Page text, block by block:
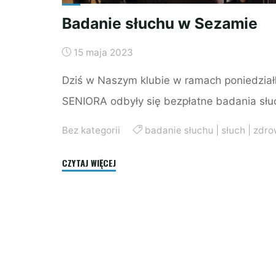
Badanie słuchu w Sezamie
15 maja 2023
Dziś w Naszym klubie w ramach
SENIORA odbyły się bezpłatne badania
Bez kategorii badanie słuchu słuch
CZYTAJ WIĘCEJ"Badanie